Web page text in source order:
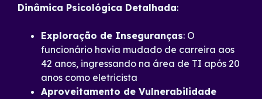
Dinâmica Psicológica Detalhada:
Exploração de Inseguranças: O
funcionário havia mudado de carreira aos
42 anos, ingressando na área de TI após 20
anos como eletricista
Aproveitamento de Vulnerabilidade